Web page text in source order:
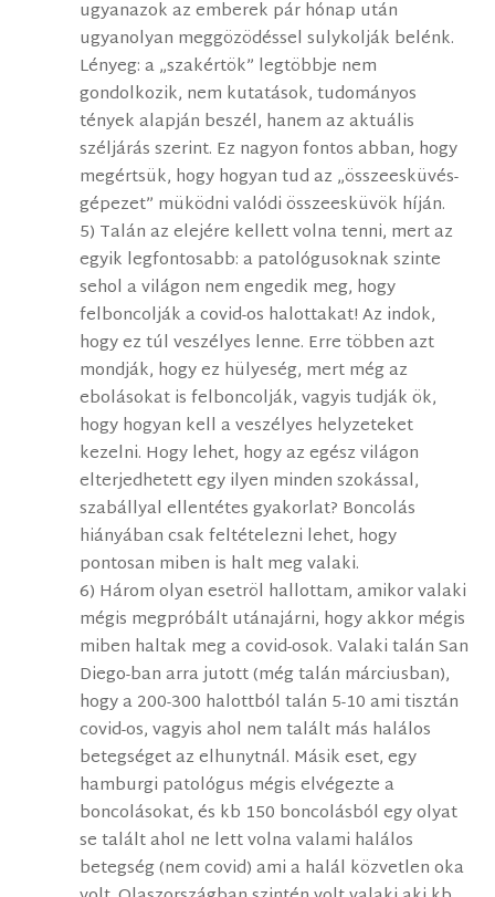
ugyanazok az emberek pár hónap után
ugyanolyan meggözödéssel sulykolják belénk.
Lényeg: a „szakértök” legtöbbje nem
gondolkozik, nem kutatások, tudományos
tények alapján beszél, hanem az aktuális
széljárás szerint. Ez nagyon fontos abban, hogy
megértsük, hogy hogyan tud az „összeesküvés-
gépezet” müködni valódi összeesküvök híján.
5) Talán az elejére kellett volna tenni, mert az
egyik legfontosabb: a patológusoknak szinte
sehol a világon nem engedik meg, hogy
felboncolják a covid-os halottakat! Az indok,
hogy ez túl veszélyes lenne. Erre többen azt
mondják, hogy ez hülyeség, mert még az
ebolásokat is felboncolják, vagyis tudják ök,
hogy hogyan kell a veszélyes helyzeteket
kezelni. Hogy lehet, hogy az egész világon
elterjedhetett egy ilyen minden szokással,
szabállyal ellentétes gyakorlat? Boncolás
hiányában csak feltételezni lehet, hogy
pontosan miben is halt meg valaki.
6) Három olyan esetröl hallottam, amikor valaki
mégis megpróbált utánajárni, hogy akkor mégis
miben haltak meg a covid-osok. Valaki talán San
Diego-ban arra jutott (még talán márciusban),
hogy a 200-300 halottból talán 5-10 ami tisztán
covid-os, vagyis ahol nem talált más halálos
betegséget az elhunytnál. Másik eset, egy
hamburgi patológus mégis elvégezte a
boncolásokat, és kb 150 boncolásból egy olyat
se talált ahol ne lett volna valami halálos
betegség (nem covid) ami a halál közvetlen oka